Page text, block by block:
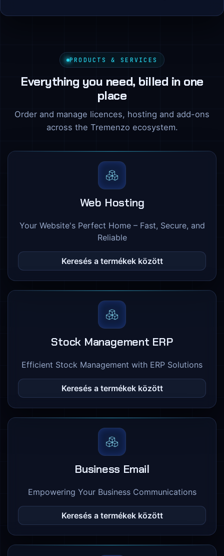
PRODUCTS & SERVICES
Everything you need, billed in one
place
Order and manage licences, hosting and add-ons
across the Tremenzo ecosystem.
Web Hosting
Your Website's Perfect Home – Fast, Secure, and
Reliable
Keresés a termékek között
Stock Management ERP
Efficient Stock Management with ERP Solutions
Keresés a termékek között
Business Email
Empowering Your Business Communications
Keresés a termékek között